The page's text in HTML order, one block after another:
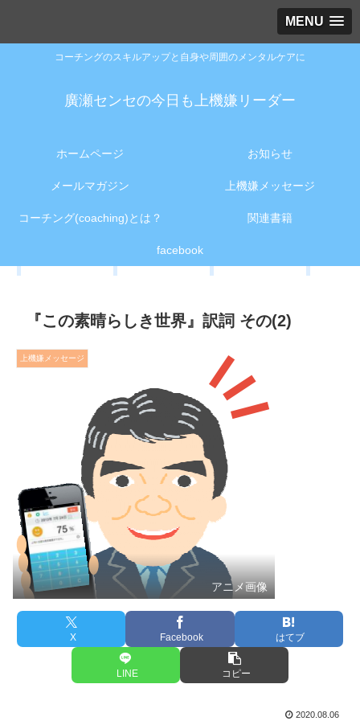
MENU
コーチングのスキルアップと自身や周囲のメンタルケアに
廣瀬センセの今日も上機嫌リーダー
ホームページ お知らせ
メールマガジン 上機嫌メッセージ
コーチング(coaching)とは？ 関連書籍
facebook
『この素晴らしき世界』訳詞 その(2)
上機嫌メッセージ
アニメ画像
X Facebook はてブ
LINE コピー
2020.08.06